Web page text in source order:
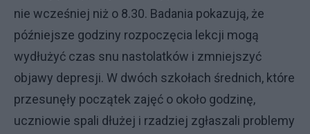
nie wcześniej niż o 8.30. Badania pokazują, że
późniejsze godziny rozpoczęcia lekcji mogą
wydłużyć czas snu nastolatków i zmniejszyć
objawy depresji. W dwóch szkołach średnich, które
przesunęły początek zajęć o około godzinę,
uczniowie spali dłużej i rzadziej zgłaszali problemy